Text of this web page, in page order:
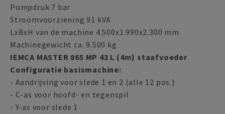
Pompdruk 7 bar
Stroomvoorziening 91 kVA
LxBxH van de machine 4.500x1.990x2.300 mm
Machinegewicht ca. 9.500 kg
IEMCA MASTER 865 MP 43 L (4m) staafvoeder
Configuratie basismachine:
- Aandrijving voor slede 1 en 2 (alle 12 pos.)
- C-as voor hoofd- en tegenspil
- Y-as voor slede 1